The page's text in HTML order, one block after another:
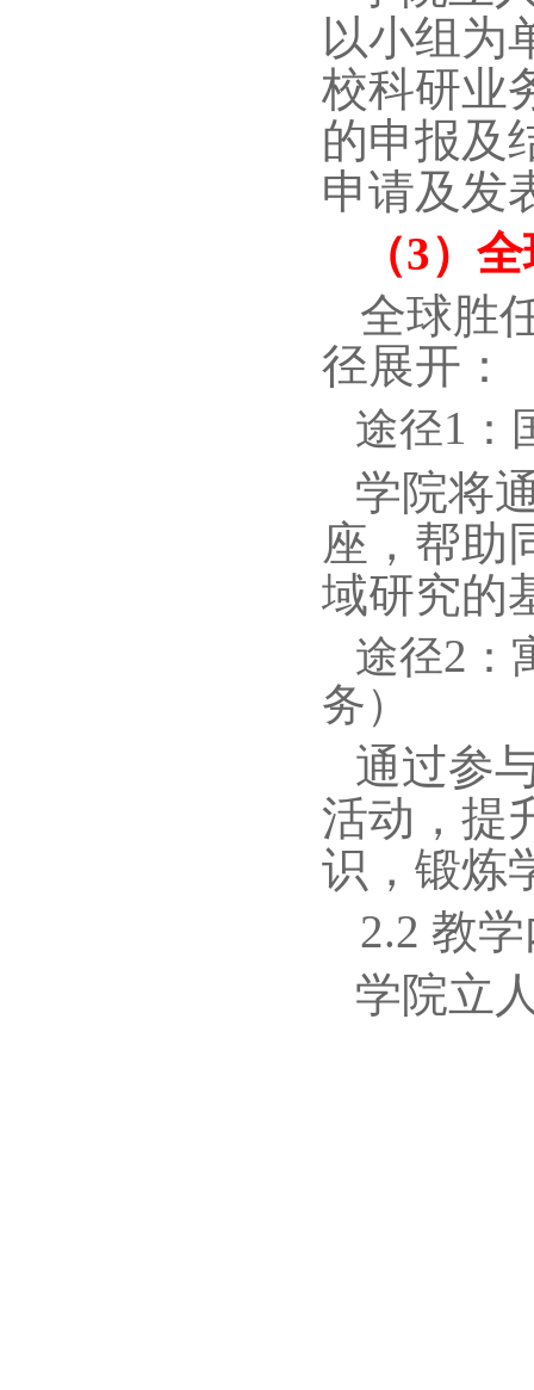
以小组为
校科研业
的申报及
申请及发
（3）
全球胜
径展开：
途径1
学院将
座，帮助
域研究的
途径2
务）
通过参
活动，提
识，锻炼
2.2 教
学院立